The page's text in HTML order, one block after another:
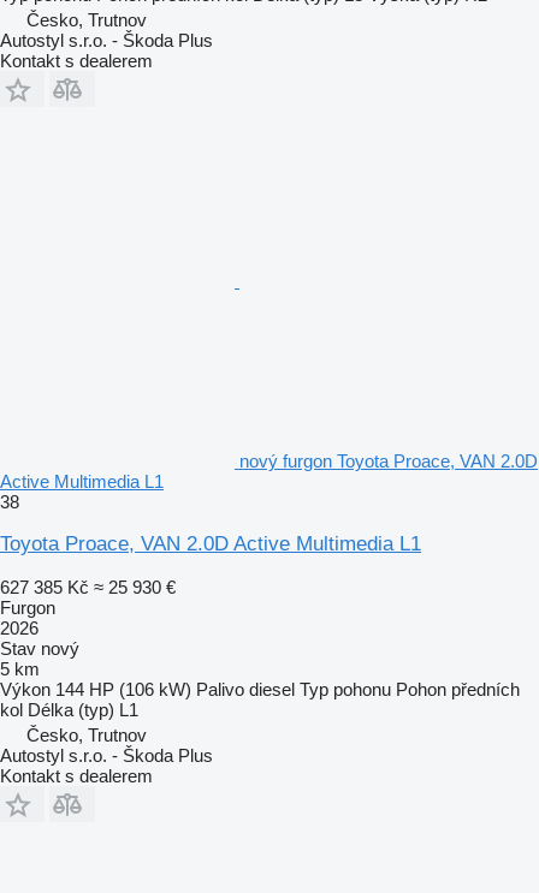
Česko, Trutnov
Autostyl s.r.o. - Škoda Plus
Kontakt s dealerem
nový furgon Toyota Proace, VAN 2.0D
Active Multimedia L1
38
Toyota Proace, VAN 2.0D Active Multimedia L1
627 385 Kč ≈ 25 930 €
Furgon
2026
Stav nový
5 km
Výkon 144 HP (106 kW) Palivo diesel Typ pohonu Pohon předních
kol Délka (typ) L1
Česko, Trutnov
Autostyl s.r.o. - Škoda Plus
Kontakt s dealerem